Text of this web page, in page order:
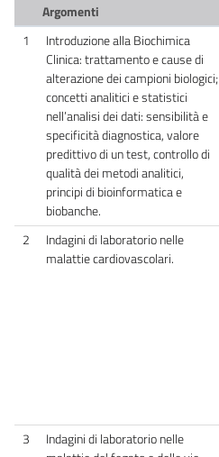
Argomenti
1
Introduzione alla Biochimica
Clinica: trattamento e cause di
alterazione dei campioni biologici;
concetti analitici e statistici
nell’analisi dei dati: sensibilità e
specificità diagnostica, valore
predittivo di un test, controllo di
qualità dei metodi analitici,
principi di bioinformatica e
biobanche.
2
Indagini di laboratorio nelle
malattie cardiovascolari.
3
Indagini di laboratorio nelle